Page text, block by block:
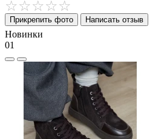
Прикрепить фото Написать отзыв
Новинки
01